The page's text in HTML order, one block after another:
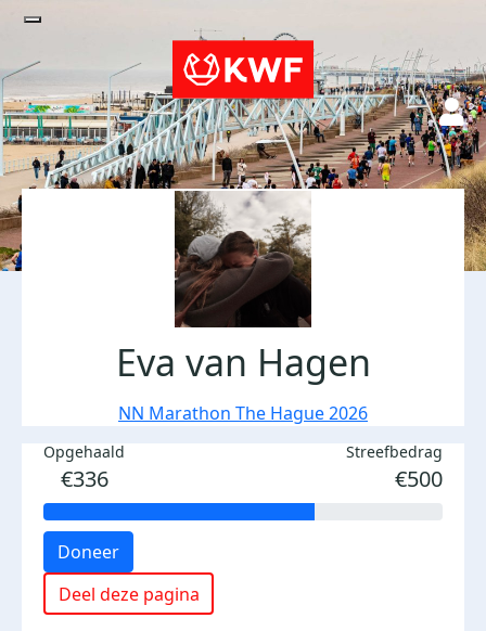
Eva van Hagen
NN Marathon The Hague 2026
Opgehaald
€336
Streefbedrag
€500
Doneer
Deel deze pagina